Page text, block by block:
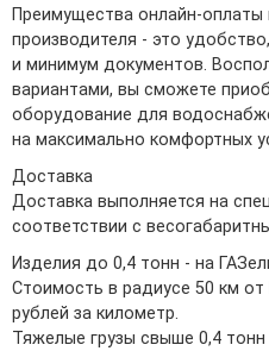
Преимущества онлайн-оплаты
производителя - это
и минимум документов.
вариантами, вы сможете
оборудование для
на максимально комфортных
Доставка
Доставка выполняется на
соответствии с
Изделия до 0,4 тонн - на
Стоимость в радиусе 50 км
рублей за километр.
Тяжелые грузы свыше 0,4